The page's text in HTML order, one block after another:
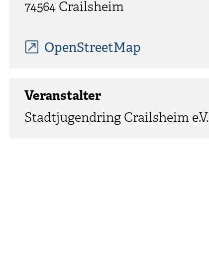
74564 Crailsheim
OpenStreetMap
Veranstalter
Stadtjugendring Crailsheim e.V.